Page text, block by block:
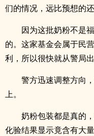
们的情况，远比预想的还
因为这批奶粉不是
的。这家基金会属于民
利，所以很快就从警局出
警方迅速调整方向
上。
奶粉包装都是真的
化验结果显示竟含有大